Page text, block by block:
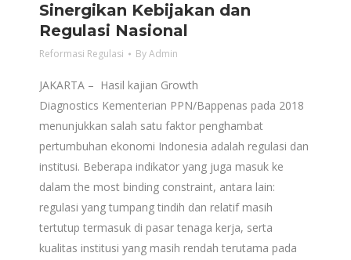
Sinergikan Kebijakan dan
Regulasi Nasional
Reformasi Regulasi ByAdmin
JAKARTA – Hasil kajian Growth
Diagnostics Kementerian PPN/Bappenas pada 2018
menunjukkan salah satu faktor penghambat
pertumbuhan ekonomi Indonesia adalah regulasi dan
institusi. Beberapa indikator yang juga masuk ke
dalam the most binding constraint, antara lain:
regulasi yang tumpang tindih dan relatif masih
tertutup termasuk di pasar tenaga kerja, serta
kualitas institusi yang masih rendah terutama pada